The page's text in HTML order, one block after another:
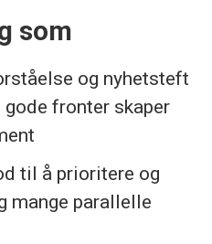
som
og nyhetsteft
fronter skaper
til å prioritere og
mange parallelle